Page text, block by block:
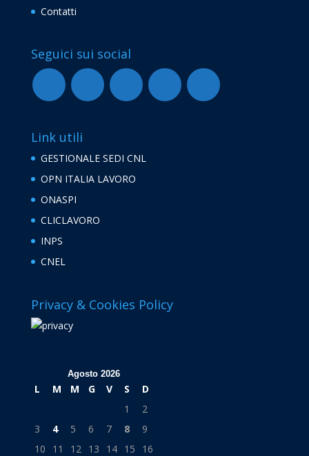
Contatti
Seguici sui social
Link utili
GESTIONALE SEDI CNL
OPN ITALIA LAVORO
ONASPI
CLICLAVORO
INPS
CNEL
Privacy & Cookies Policy
Agosto 2026
L M M G V S
D
1
2
3
4 5 6 7 8
9
10
11 12 13 14 15 16